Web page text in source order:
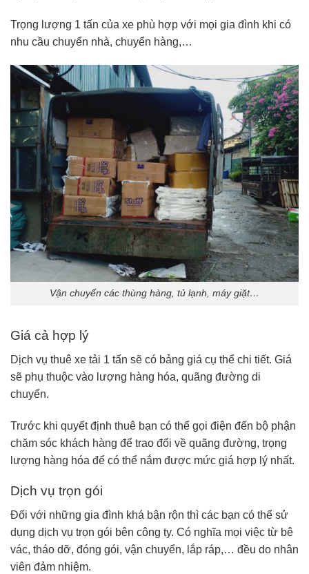
Trọng lượng 1 tấn của xe phù hợp với mọi gia đình khi có
nhu cầu chuyển nhà, chuyển hàng,…
Vận chuyển các thùng hàng, tủ lạnh, máy giặt…
Giá cả hợp lý
Dịch vụ thuê xe tải 1 tấn sẽ có bảng giá cụ thể chi tiết. Giá
sẽ phụ thuộc vào lượng hàng hóa, quãng đường di
chuyển.
Trước khi quyết định thuê bạn có thể gọi điện đến bộ phận
chăm sóc khách hàng để trao đổi về quãng đường, trọng
lượng hàng hóa để có thể nắm được mức giá hợp lý nhất.
Dịch vụ trọn gói
Đối với những gia đình khá bận rộn thì các bạn có thể sử
dụng dịch vụ trọn gói bên công ty. Có nghĩa mọi việc từ bê
vác, tháo dỡ, đóng gói, vận chuyển, lắp ráp,… đều do nhân
viên đảm nhiệm.